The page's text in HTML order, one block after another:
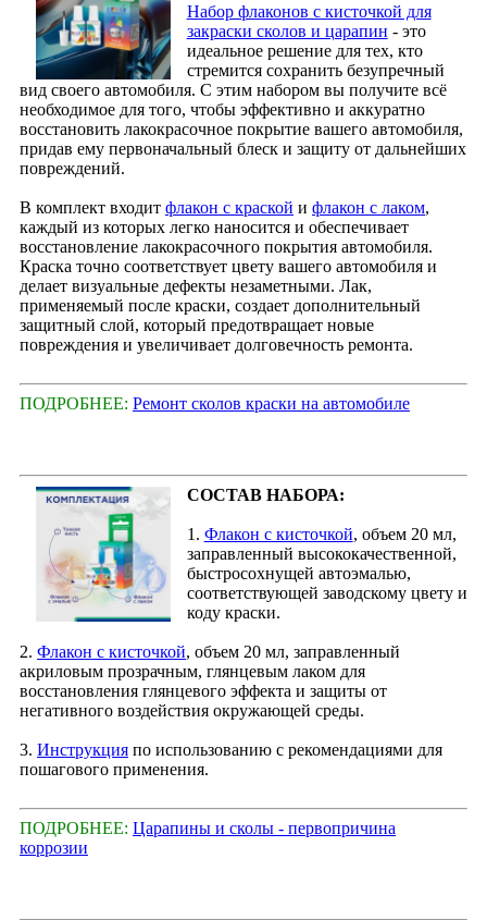
Набор флаконов с кисточкой для
закраски сколов и царапин - это
идеальное решение для тех, кто
стремится сохранить безупречный
вид своего автомобиля. С этим набором вы получите всё
необходимое для того, чтобы эффективно и аккуратно
восстановить лакокрасочное покрытие вашего автомобиля,
придав ему первоначальный блеск и защиту от дальнейших
повреждений.
В комплект входит флакон с краской и флакон с лаком,
каждый из которых легко наносится и обеспечивает
восстановление лакокрасочного покрытия автомобиля.
Краска точно соответствует цвету вашего автомобиля и
делает визуальные дефекты незаметными. Лак,
применяемый после краски, создает дополнительный
защитный слой, который предотвращает новые
повреждения и увеличивает долговечность ремонта.
ПОДРОБНЕЕ: Ремонт сколов краски на автомобиле
СОСТАВ НАБОРА:
1. Флакон с кисточкой, объем 20 мл,
заправленный высококачественной,
быстросохнущей автоэмалью,
соответствующей заводскому цвету и
коду краски.
2. Флакон с кисточкой, объем 20 мл, заправленный
акриловым прозрачным, глянцевым лаком для
восстановления глянцевого эффекта и защиты от
негативного воздействия окружающей среды.
3. Инструкция по использованию с рекомендациями для
пошагового применения.
ПОДРОБНЕЕ: Царапины и сколы - первопричина
коррозии